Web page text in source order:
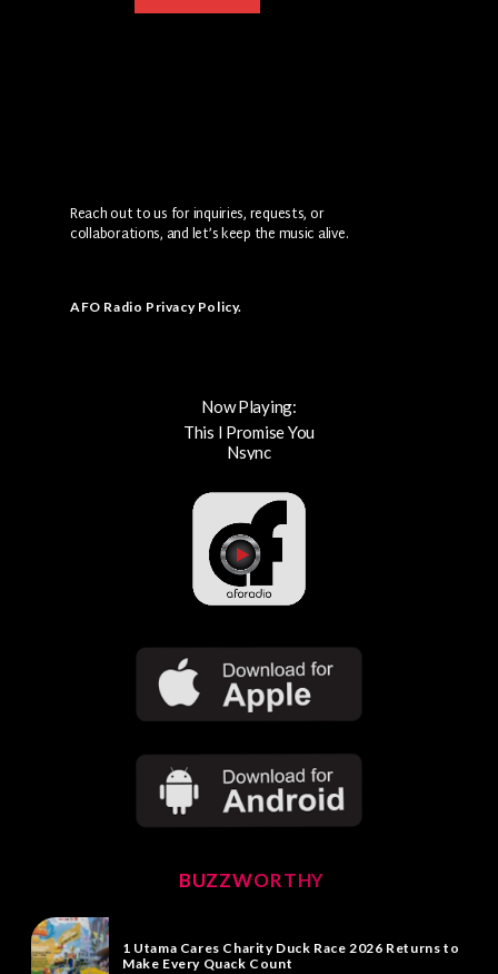
Reach out to us for inquiries, requests, or
collaborations, and let’s keep the music alive.
AFO Radio Privacy Policy.
Now Playing:
This I Promise You
Nsync
BUZZWORTHY
1 Utama Cares Charity Duck Race 2026 Returns to
Make Every Quack Count